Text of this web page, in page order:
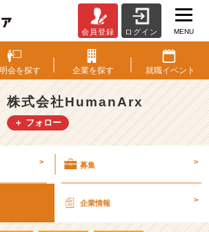
式
会
社
H
u
m
r
説
会員登録 ログイン MENU
会を探す 企業を探す 就職イベント
株式会社HumanArx
＋ フォロー
> 募集 >
企業情報 >